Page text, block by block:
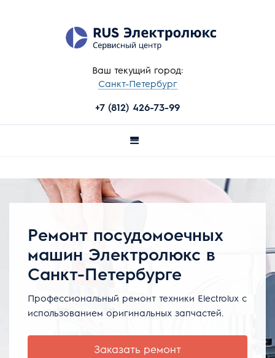
Ваш текущий город:
Санкт-Петербург
+7 (812) 426-73-99
Ремонт посудомоечных
машин Электролюкс в
Санкт-Петербурге
Профессиональный ремонт техники Electrolux с
использованием оригинальных запчастей.
Заказать ремонт